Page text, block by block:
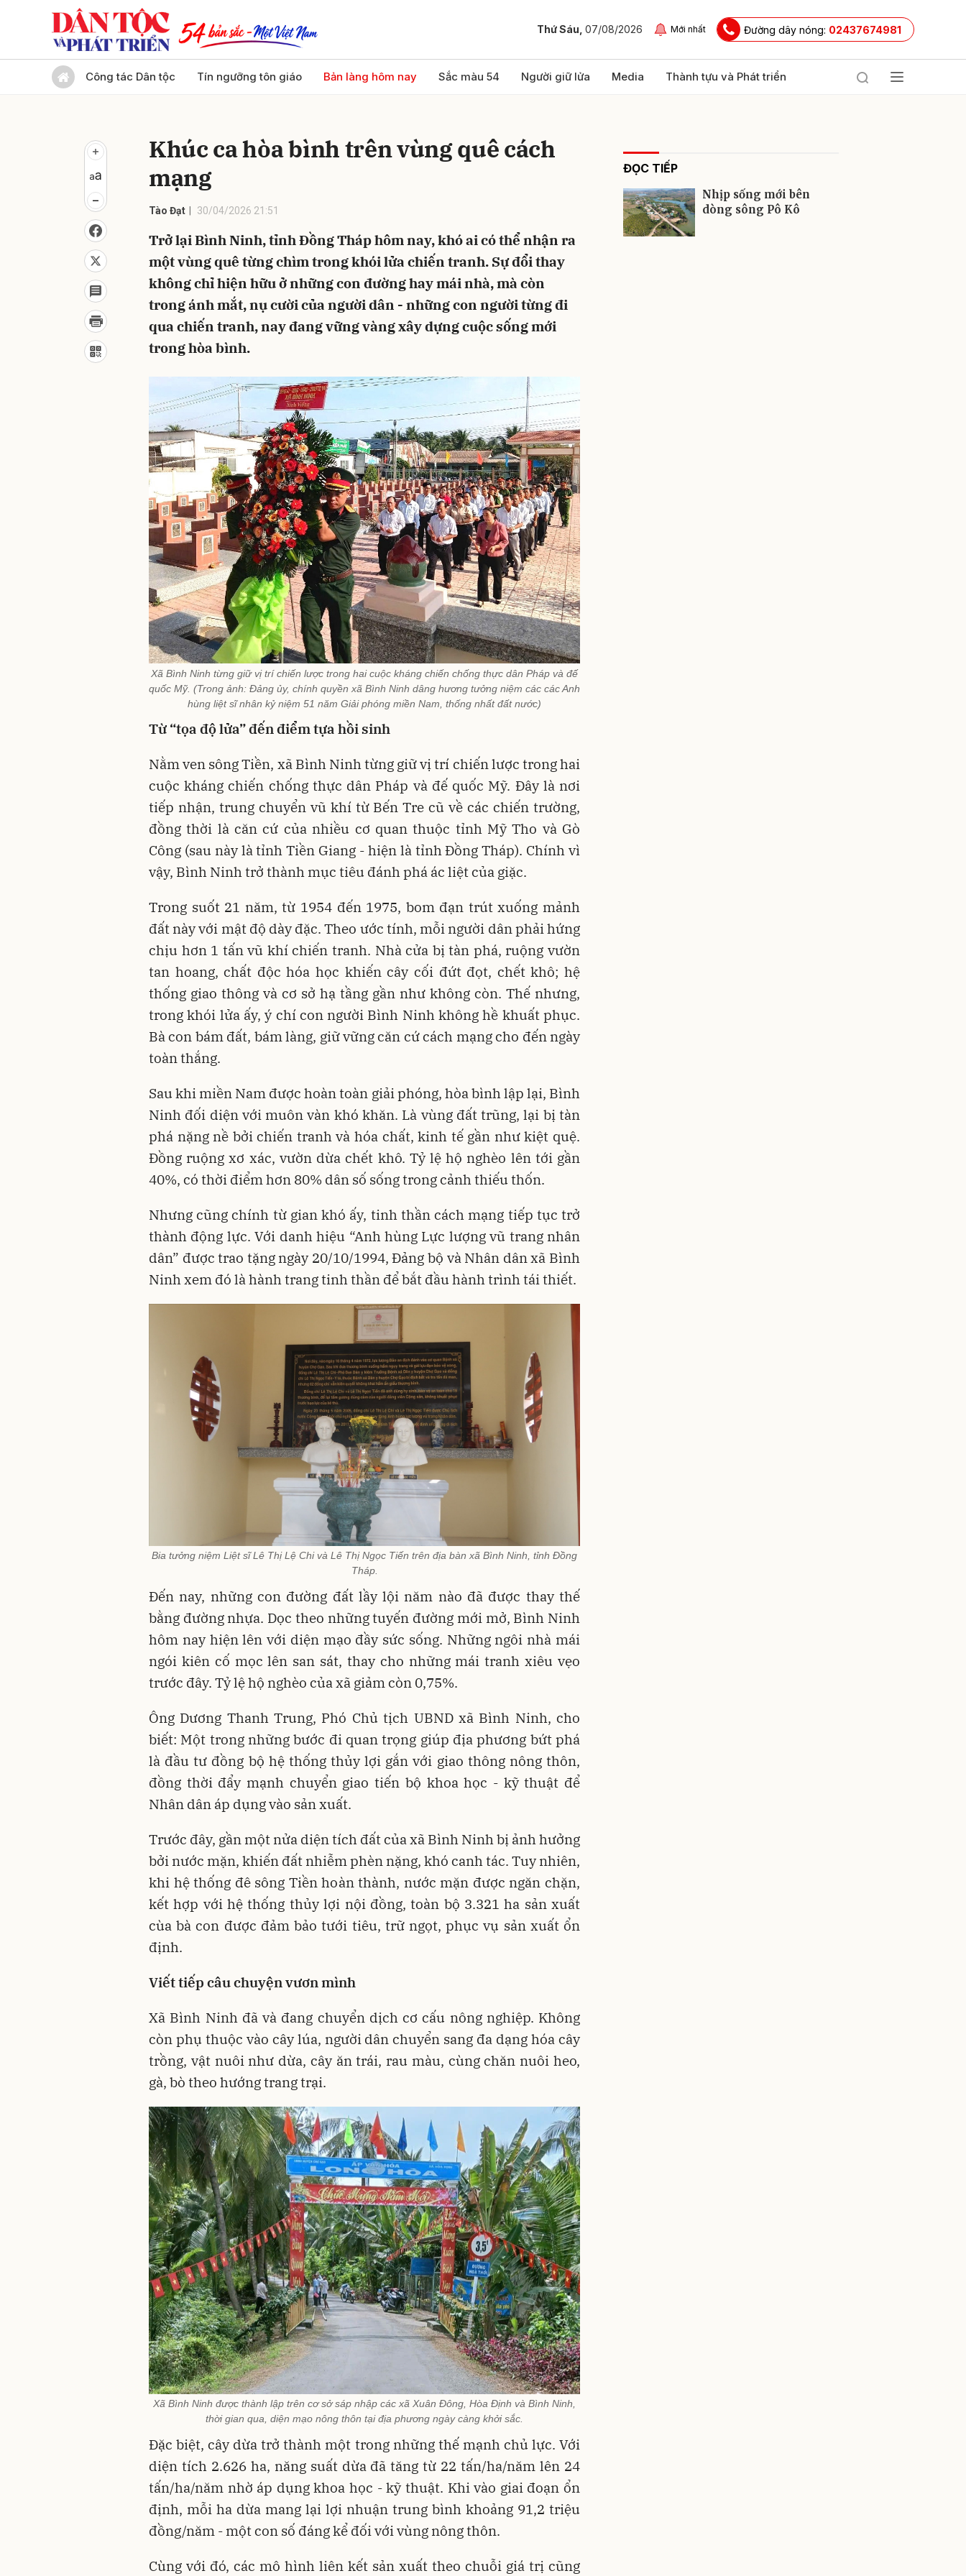
Thứ Sáu, 07/08/2026 Mới nhất Đường dây nóng: 02437674981
Công tác Dân tộc Tín ngưỡng tôn giáo Bản làng hôm nay Sắc màu 54 Người giữ lửa Media Thành tựu và Phát triển
Khúc ca hòa bình trên vùng quê cách
mạng
Tào Đạt 30/04/2026 21:51
Trở lại Bình Ninh, tỉnh Đồng Tháp hôm nay, khó ai có thể nhận ra
một vùng quê từng chìm trong khói lửa chiến tranh. Sự đổi thay
không chỉ hiện hữu ở những con đường hay mái nhà, mà còn
trong ánh mắt, nụ cười của người dân - những con người từng đi
qua chiến tranh, nay đang vững vàng xây dựng cuộc sống mới
trong hòa bình.
Xã Bình Ninh từng giữ vị trí chiến lược trong hai cuộc kháng chiến chống thực dân Pháp và đế
quốc Mỹ. (Trong ảnh: Đảng ủy, chính quyền xã Bình Ninh dâng hương tưởng niệm các các Anh
hùng liệt sĩ nhân kỷ niệm 51 năm Giải phóng miền Nam, thống nhất đất nước)
Từ “tọa độ lửa” đến điểm tựa hồi sinh
Nằm ven sông Tiền, xã Bình Ninh từng giữ vị trí chiến lược trong hai
cuộc kháng chiến chống thực dân Pháp và đế quốc Mỹ. Đây là nơi
tiếp nhận, trung chuyển vũ khí từ Bến Tre cũ về các chiến trường,
đồng thời là căn cứ của nhiều cơ quan thuộc tỉnh Mỹ Tho và Gò
Công (sau này là tỉnh Tiền Giang - hiện là tỉnh Đồng Tháp). Chính vì
vậy, Bình Ninh trở thành mục tiêu đánh phá ác liệt của giặc.
Trong suốt 21 năm, từ 1954 đến 1975, bom đạn trút xuống mảnh
đất này với mật độ dày đặc. Theo ước tính, mỗi người dân phải hứng
chịu hơn 1 tấn vũ khí chiến tranh. Nhà cửa bị tàn phá, ruộng vườn
tan hoang, chất độc hóa học khiến cây cối đứt đọt, chết khô; hệ
thống giao thông và cơ sở hạ tầng gần như không còn. Thế nhưng,
trong khói lửa ấy, ý chí con người Bình Ninh không hề khuất phục.
Bà con bám đất, bám làng, giữ vững căn cứ cách mạng cho đến ngày
toàn thắng.
Sau khi miền Nam được hoàn toàn giải phóng, hòa bình lập lại, Bình
Ninh đối diện với muôn vàn khó khăn. Là vùng đất trũng, lại bị tàn
phá nặng nề bởi chiến tranh và hóa chất, kinh tế gần như kiệt quệ.
Đồng ruộng xơ xác, vườn dừa chết khô. Tỷ lệ hộ nghèo lên tới gần
40%, có thời điểm hơn 80% dân số sống trong cảnh thiếu thốn.
Nhưng cũng chính từ gian khó ấy, tinh thần cách mạng tiếp tục trở
thành động lực. Với danh hiệu “Anh hùng Lực lượng vũ trang nhân
dân” được trao tặng ngày 20/10/1994, Đảng bộ và Nhân dân xã Bình
Ninh xem đó là hành trang tinh thần để bắt đầu hành trình tái thiết.
Bia tưởng niệm Liệt sĩ Lê Thị Lệ Chi và Lê Thị Ngọc Tiến trên địa bàn xã Bình Ninh, tỉnh Đồng
Tháp.
Đến nay, những con đường đất lầy lội năm nào đã được thay thế
bằng đường nhựa. Dọc theo những tuyến đường mới mở, Bình Ninh
hôm nay hiện lên với diện mạo đầy sức sống. Những ngôi nhà mái
ngói kiên cố mọc lên san sát, thay cho những mái tranh xiêu vẹo
trước đây. Tỷ lệ hộ nghèo của xã giảm còn 0,75%.
Ông Dương Thanh Trung, Phó Chủ tịch UBND xã Bình Ninh, cho
biết: Một trong những bước đi quan trọng giúp địa phương bứt phá
là đầu tư đồng bộ hệ thống thủy lợi gắn với giao thông nông thôn,
đồng thời đẩy mạnh chuyển giao tiến bộ khoa học - kỹ thuật để
Nhân dân áp dụng vào sản xuất.
Trước đây, gần một nửa diện tích đất của xã Bình Ninh bị ảnh hưởng
bởi nước mặn, khiến đất nhiễm phèn nặng, khó canh tác. Tuy nhiên,
khi hệ thống đê sông Tiền hoàn thành, nước mặn được ngăn chặn,
kết hợp với hệ thống thủy lợi nội đồng, toàn bộ 3.321 ha sản xuất
cùa bà con được đảm bảo tưới tiêu, trữ ngọt, phục vụ sản xuất ổn
định.
Viết tiếp câu chuyện vươn mình
Xã Bình Ninh đã và đang chuyển dịch cơ cấu nông nghiệp. Không
còn phụ thuộc vào cây lúa, người dân chuyển sang đa dạng hóa cây
trồng, vật nuôi như dừa, cây ăn trái, rau màu, cùng chăn nuôi heo,
gà, bò theo hướng trang trại.
Xã Bình Ninh được thành lập trên cơ sở sáp nhập các xã Xuân Đông, Hòa Định và Bình Ninh,
thời gian qua, diện mạo nông thôn tại địa phương ngày càng khởi sắc.
Đặc biệt, cây dừa trở thành một trong những thế mạnh chủ lực. Với
diện tích 2.626 ha, năng suất dừa đã tăng từ 22 tấn/ha/năm lên 24
tấn/ha/năm nhờ áp dụng khoa học - kỹ thuật. Khi vào giai đoạn ổn
định, mỗi ha dừa mang lại lợi nhuận trung bình khoảng 91,2 triệu
đồng/năm - một con số đáng kể đối với vùng nông thôn.
Cùng với đó, các mô hình liên kết sản xuất theo chuỗi giá trị cũng
ĐỌC TIẾP
Nhịp sống mới bên
dòng sông Pô Kô
Gửi bình luận
Hủy Gửi